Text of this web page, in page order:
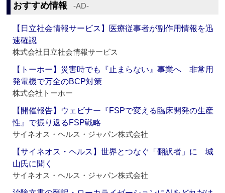
おすすめ情報 ‐AD‐
【日立社会情報サービス】医療従事者が副作用情報を迅
速確認
株式会社日立社会情報サービス
【トーホー】災害時でも『止まらない』事業へ 非常用
発電機で万全のBCP対策
株式会社トーホー
【開催報告】ウェビナー『FSPで変える臨床開発の生産
性』で振り返るFSP戦略
サイネオス・ヘルス・ジャパン株式会社
【サイネオス・ヘルス】世界とつなぐ「翻訳者」に 城
山氏に聞く
サイネオス・ヘルス・ジャパン株式会社